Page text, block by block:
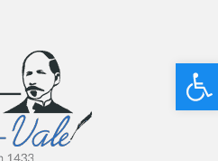
Deschide bara de unelte